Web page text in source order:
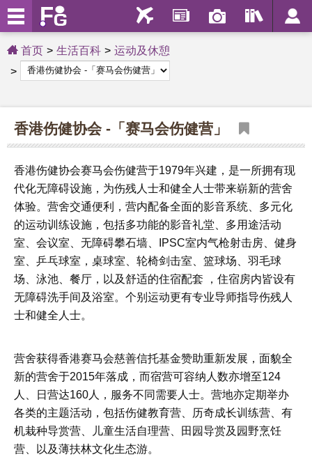
首页 生活百科 运动及休憩
香港伤健协会 -「赛马会伤健营」
香港伤健协会赛马会伤健营于1979年兴建，是一所拥有现
代化无障碍设施，为伤残人士和健全人士带来崭新的营舍
体验。营舍交通便利，营内配备全面的影音系统、多元化
的运动训练设施，包括多功能的影音礼堂、多用途活动
室、会议室、无障碍攀石墙、IPSC室内气枪射击房、健身
室、乒乓球室，桌球室、轮椅剑击室、篮球场、羽毛球
场、泳池、餐厅，以及舒适的住宿配套 ，住宿房内皆设有
无障碍洗手间及浴室。个别运动更有专业导师指导伤残人
士和健全人士。
营舍获得香港赛马会慈善信托基金赞助重新发展，面貌全
新的营舍于2015年落成，而宿营可容纳人数亦增至124
人、日营达160人，服务不同需要人士。营地亦定期举办
各类的主题活动，包括伤健教育营、历奇成长训练营、有
机栽种导赏营、儿童生活自理营、田园导赏及园野烹饪
营、以及薄扶林文化生态游。